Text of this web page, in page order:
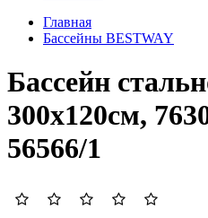
Главная
Бассейны BESTWAY
Бассейн
300х120см,
56566/1